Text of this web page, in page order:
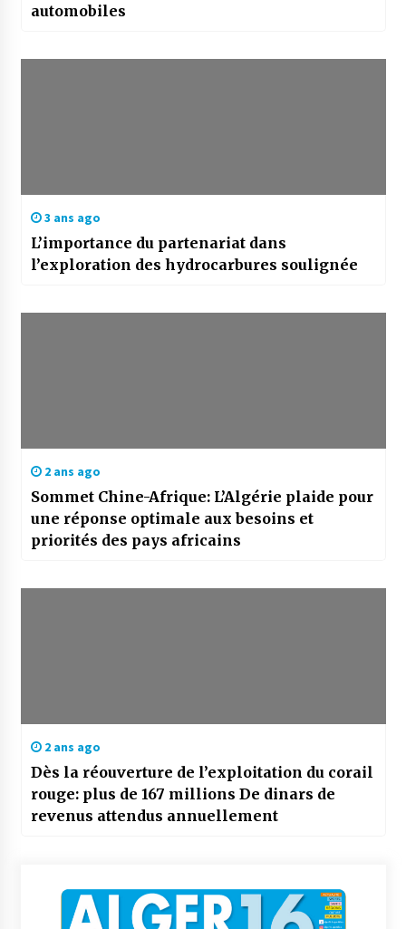
automobiles
3 ans ago
L’importance du partenariat dans
l’exploration des hydrocarbures soulignée
2 ans ago
Sommet Chine-Afrique: L’Algérie plaide pour
une réponse optimale aux besoins et
priorités des pays africains
2 ans ago
Dès la réouverture de l’exploitation du corail
rouge: plus de 167 millions De dinars de
revenus attendus annuellement